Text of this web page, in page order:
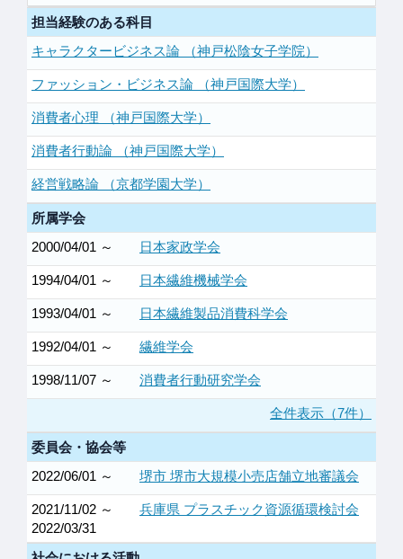
担当経験のある科目
キャラクタービジネス論 （神戸松陰女子学院）
ファッション・ビジネス論 （神戸国際大学）
消費者心理 （神戸国際大学）
消費者行動論 （神戸国際大学）
経営戦略論 （京都学園大学）
所属学会
2000/04/01 ～
日本家政学会
1994/04/01 ～ 日本繊維機械学会
1993/04/01 ～ 日本繊維製品消費科学会
1992/04/01 ～ 繊維学会
1998/11/07 ～ 消費者行動研究学会
全件表示（7件）
委員会・協会等
2022/06/01 ～
堺市 堺市大規模小売店舗立地審議会
2021/11/02 ～
2022/03/31
兵庫県 プラスチック資源循環検討会